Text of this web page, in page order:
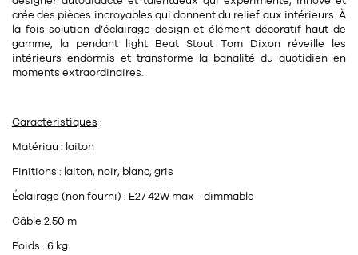
Candélabre
Bougeoirs
crée des pièces incroyables qui donnent du relief aux intérieurs. À
la fois solution d’éclairage design et élément décoratif haut de
gamme, la pendant light Beat Stout Tom Dixon réveille les
intérieurs endormis et transforme la banalité du quotidien en
moments extraordinaires.
Caractéristiques :
Matériau : laiton
Finitions : laiton, noir, blanc, gris
Éclairage (non fourni) : E27 42W max - dimmable
Câble 2.50 m
Poids : 6 kg